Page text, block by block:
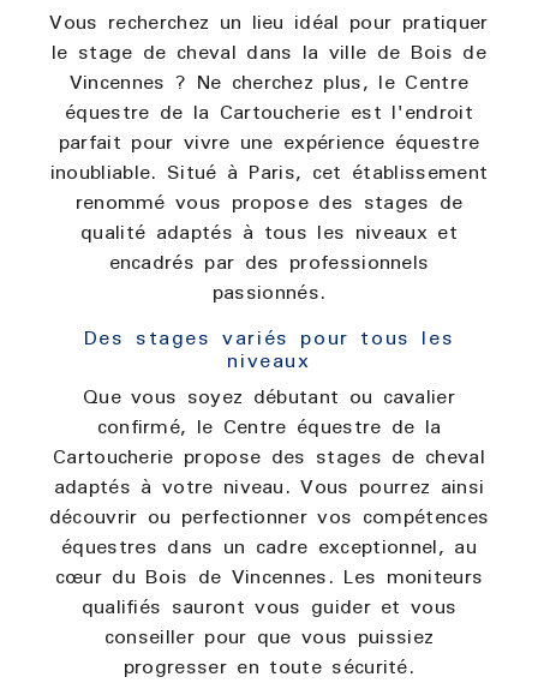
Vous recherchez un lieu idéal pour pratiquer
le stage de cheval dans la ville de Bois de
Vincennes ? Ne cherchez plus, le Centre
équestre de la Cartoucherie est l'endroit
parfait pour vivre une expérience équestre
inoubliable. Situé à Paris, cet établissement
renommé vous propose des stages de
qualité adaptés à tous les niveaux et
encadrés par des professionnels
passionnés.
Des stages variés pour tous les
niveaux
Que vous soyez débutant ou cavalier
confirmé, le Centre équestre de la
Cartoucherie propose des stages de cheval
adaptés à votre niveau. Vous pourrez ainsi
découvrir ou perfectionner vos compétences
équestres dans un cadre exceptionnel, au
cœur du Bois de Vincennes. Les moniteurs
qualifiés sauront vous guider et vous
conseiller pour que vous puissiez
progresser en toute sécurité.